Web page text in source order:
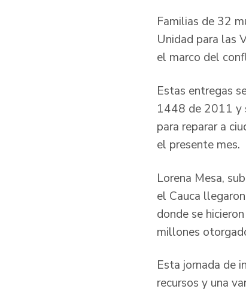
Familias de 32
Unidad para las
el marco del
Estas entregas
1448 de 2011 y
para reparar a
el presente mes.
Lorena Mesa,
el Cauca
donde se
millones
Esta jornada de
recursos y una